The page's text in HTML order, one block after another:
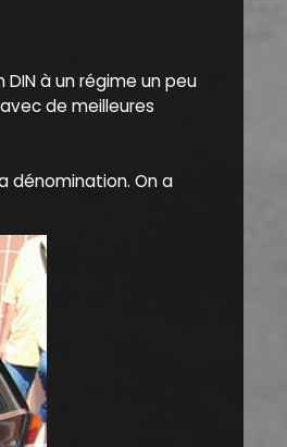
à un régime un peu
de meilleures
dénomination. On a